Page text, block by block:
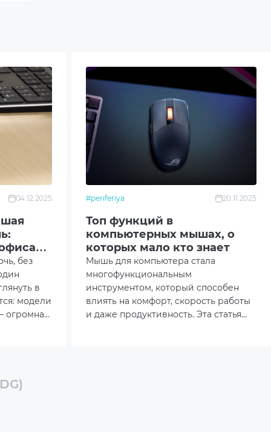
04.12.2025
без
в
модели
огромная.
#periferiya 20.11.2025
Топ функций в
компьютерных мышах, о
которых мало кто знает
Мышь для компьютера стала
многофункциональным
инструментом, который способен
влиять на комфорт, скорость работы
и даже продуктивность. Эта статья